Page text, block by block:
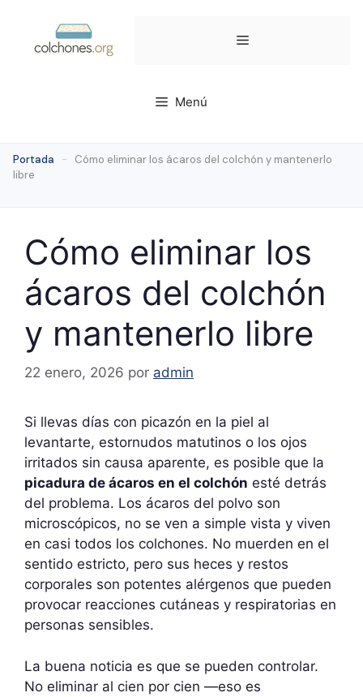
contenido
Menú
Menú
Portada -
Cómo eliminar los ácaros del colchón y mantenerlo
libre
Cómo eliminar los
ácaros del colchón
y mantenerlo libre
22 enero, 2026 por admin
Si llevas días con picazón en la piel al
levantarte, estornudos matutinos o los ojos
irritados sin causa aparente, es posible que la
picadura de ácaros en el colchón esté detrás
del problema. Los ácaros del polvo son
microscópicos, no se ven a simple vista y viven
en casi todos los colchones. No muerden en el
sentido estricto, pero sus heces y restos
corporales son potentes alérgenos que pueden
provocar reacciones cutáneas y respiratorias en
personas sensibles.
La buena noticia es que se pueden controlar.
No eliminar al cien por cien —eso es